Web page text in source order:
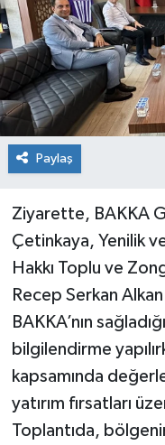
Paylaş
Ziyarette, BAKKA
Çetinkaya, Yenilik
Hakkı Toplu ve
Recep Serkan
BAKKA’nın
bilgilendirme
kapsamında
yatırım fırsatları
Toplantıda,
Mizah
Röportaj
Teknoloji